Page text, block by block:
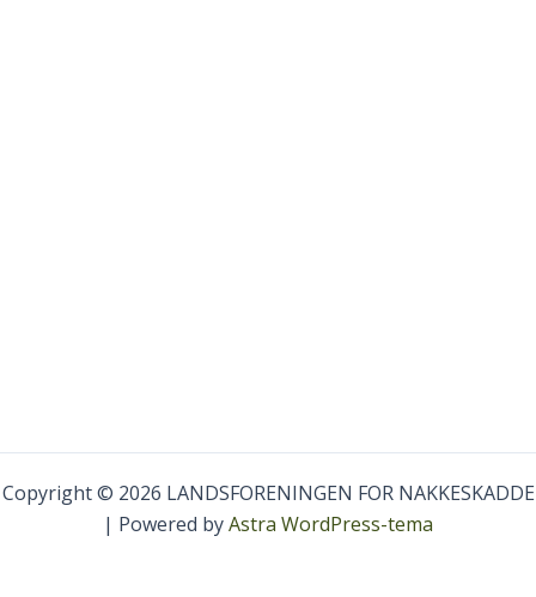
Copyright © 2026 LANDSFORENINGEN FOR NAKKESKADDE
| Powered byAstra WordPress-tema